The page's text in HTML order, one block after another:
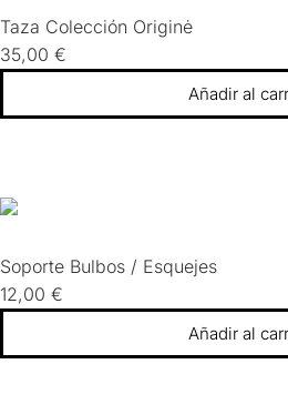
Taza Colección Originė
35,00 €
Añadir al
Soporte Bulbos / Esquejes
12,00 €
Añadir al